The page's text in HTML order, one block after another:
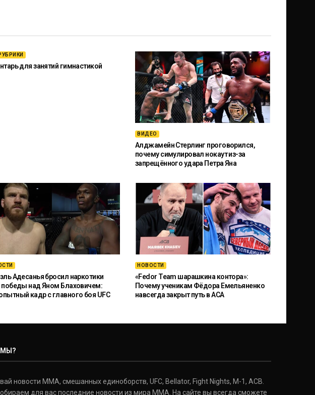
для занятий гимнастикой
ВИДЕО
Алджамейн Стерлинг проговорился,
почему симулировал нокаут из-за
запрещённого удара Петра Яна
Адесанья бросил наркотики
победы над Яном Блаховичем:
кадр с главного боя UFC
НОВОСТИ
«Fedor Team шарашкина контора»:
Почему ученикам Фёдора Емельяненко
навсегда закрыт путь в ACA
новости ММА, смешанных единоборств, UFC, Bellator, Fight Nights, M-1, ACB.
для вас последние новости из мира ММА. На сайте вы всегда сможете